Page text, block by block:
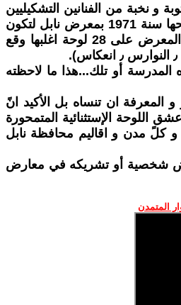
وذلك يوم الجمعة 26 افريل 2024 بحضور وسائل الإعلام المكتوبة و نخبة من الفنانين التشكيليين
من داخل بن عروس و خارجها وثلة من مثقفي الجهة والفاعلين من المجتمع المدني.للرجل مسيرة حافلة بالمعارض الشخصية و الجماعية و التي إفتتحها سنة 1971 بمعرض نابل لتكون
الشرارة الأولى في مسار طويل و عسير بوصلته المركزية عشق اللوحة و الفرشاة و الألوان لخلق إضافة نوعية للحركة التشكيلية التونسية. إحتوى المعرض على 28 لوحة اغلبها وقع
المدرسة أو تلك...هذا ما لاحظته
المعرفة ان تنساه بل الأكيد انً
الإستثنائية المتمحورة
و كلً مدن و اقاليم محافظة نابل
شخصية أو تشريكه في معارض
المتمدن